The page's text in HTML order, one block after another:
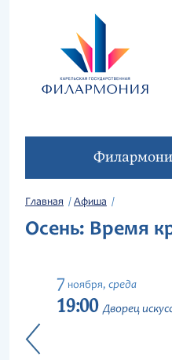
Главная Афиша
Осень: Время
7 ноября, среда
19:00 Дворец